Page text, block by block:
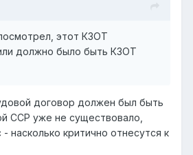
этот КЗОТ
должно было быть КЗОТ
договор должен был быть
ССР уже не существовало,
насколько критично отнесутся к